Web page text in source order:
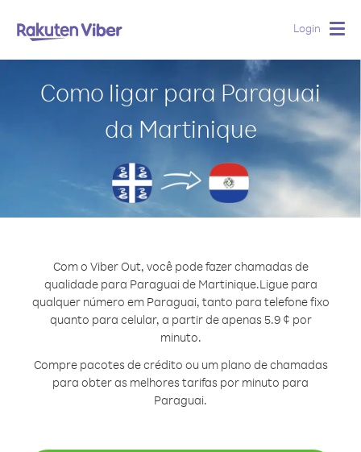
Login
Como ligar para Paraguai
da Martinique
Com o Viber Out, você pode fazer chamadas de
qualidade para Paraguai de Martinique.Ligue para
qualquer número em Paraguai, tanto para telefone fixo
quanto para celular, a partir de apenas 5.9 ¢ por
minuto.
Compre pacotes de crédito ou um plano de chamadas
para obter as melhores tarifas por minuto para
Paraguai.